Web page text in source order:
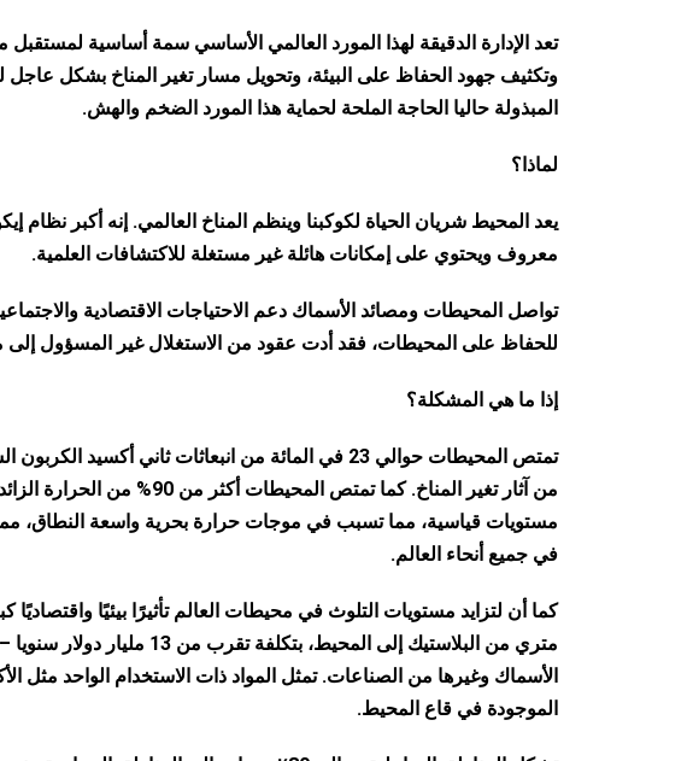
تعد الإدارة الدقيقة لهذا المورد العالمي الأساسي سمة أساسية
وتكثيف جهود الحفاظ على البيئة، وتحويل مسار تغير المناخ بشكل عاجل
المبذولة حاليا الحاجة الملحة لحماية هذا المورد الضخم والهش.
لماذا؟
يعد المحيط شريان الحياة لكوكبنا وينظم المناخ العالمي. إنه أكبر
معروف ويحتوي على إمكانات هائلة غير مستغلة للاكتشافات العلمية.
تواصل المحيطات ومصائد الأسماك دعم الاحتياجات الاقتصادية
للحفاظ على المحيطات، فقد أدت عقود من الاستغلال غير المسؤول
إذا ما هي المشكلة؟
تمتص المحيطات حوالي 23 في المائة من انبعاثات ثاني
من آثار تغير المناخ. كما تمتص
مستويات قياسية، مما تسبب في موجات حرارة بحرية واسعة النطاق، مما
في جميع أنحاء العالم.
متري من البلاستيك إلى
الموجودة في قاع المحيط.